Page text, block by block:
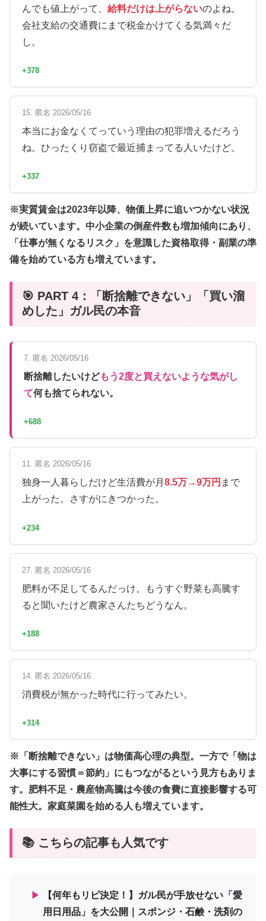
んでも値上がって、 給料だけは上がらないのよね。
会社支給の交通費にまで税金かけてくる気満々だ
し。
+378
15. 匿名 2026/05/16
本当にお金なくてっていう理由の犯罪増えるだろう
ね。ひったくり窃盗で最近捕まってる人いたけど。
+337
※実質賃金は2023年以降、物価上昇に追いつかない状況
が続いています。中小企業の倒産件数も増加傾向にあり、
「仕事が無くなるリスク」を意識した資格取得・副業の準
備を始めている方も増えています。
🎯 PART 4：「断捨離できない」「買い溜
めした」ガル民の本音
7. 匿名 2026/05/16
断捨離したいけどもう2度と買えないような気がし
て何も捨てられない。
+688
11. 匿名 2026/05/16
独身一人暮らしだけど生活費が月 8.5万→9万円 まで
上がった。さすがにきつかった。
+234
27. 匿名 2026/05/16
肥料が不足してるんだっけ。もうすぐ野菜も高騰す
ると聞いたけど農家さんたちどうなん。
+188
14. 匿名 2026/05/16
消費税が無かった時代に行ってみたい。
+314
※「断捨離できない」は物価高心理の典型。一方で「物は
大事にする習慣＝節約」にもつながるという見方もありま
す。肥料不足・農産物高騰は今後の食費に直接影響する可
能性大。家庭菜園を始める人も増えています。
📚 こちらの記事も人気です
▶
【何年もリピ決定！】ガル民が手放せない「愛
用日用品」を大公開｜スポンジ・石鹸・洗剤の